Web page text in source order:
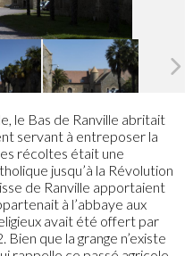
le Bas de Ranville abritait
servant à entreposer la
récoltes était une
jusqu’à la Révolution
de Ranville apportaient
à l’abbaye aux
avait été offert par
que la grange n’existe